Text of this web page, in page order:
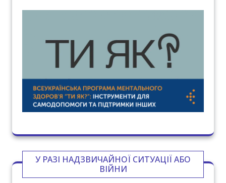
У РАЗІ НАДЗВИЧАЙНОЇ СИТУАЦІЇ АБО
ВІЙНИ